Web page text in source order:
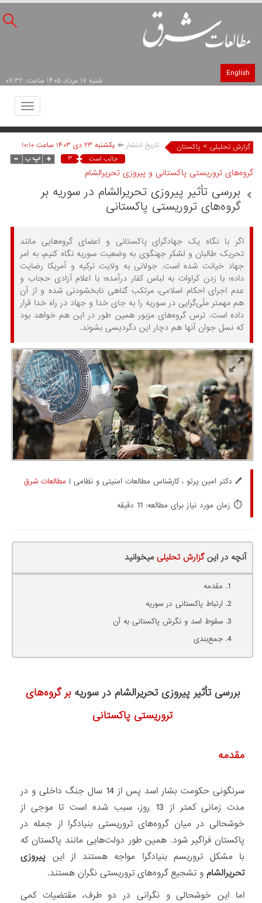
English
شنبه ۱۷ مرداد ۱۴۰۵ ساعت: ۰۷:۳۲
Toggle
گزارش تحلیلی > پاکستان تاریخ انتشار يکشنبه ۲۳ دی ۱۴۰۳ ساعت ۱۰:۱۰
جالب است ۳
گروه‌‏های تروریستی پاکستانی و پیروزی تحریرالشام
بررسی تأثیر پیروزی تحریرالشام در سوریه بر
گروه‌‏های تروریستی پاکستانی
اگر با نگاه یک جهادگرای پاکستانی و اعضای گروه‌‏هایی مانند
تحریک طالبان و لشکر جهنگوی به وضعیت سوریه نگاه کنیم، به امر
جهاد خیانت شده است. جولانی به ولایت ترکیه و آمریکا رضایت
داده؛ با زدن کراوات به لباس کفار درآمده؛ با اعلام آزادی حجاب و
عدم اجرای احکام اسلامی، مرتکب گناهی نابخشودنی شده و از آن
هم مهم‏تر ملّی‌‏گرایی در سوریه را به جای خدا و جهاد در راه خدا قرار
داده است. ترس گروه‏‌های مزبور همین طور در این هم خواهد بود
که نسل جوان آنها هم دچار این دگردیسی بشوند.
🖊️ دکتر امین پرتو ، کارشناس مطالعات امنیتی و نظامی | مطالعات شرق
⏱️ زمان مورد نیاز برای مطالعه: 11 دقیقه
آنچه در اینگزارش تحلیلی میخوانید
مقدمه
ارتباط پاکستانی در سوریه
سقوط اسد و نگرش پاکستانی به آن
جمع‌بندی
بررسی تأثیر پیروزی تحریرالشام در سوریهبر گروه‌‏های
تروریستی پاکستانی
مقدمه
سرنگونی حکومت بشار اسد پس از 14 سال جنگ داخلی و در
مدت زمانی کمتر از 13 روز، سبب شده است تا موجی از
خوشحالی در میان گروه‏‌های تروریستی بنیادگرا از جمله در
پاکستان فراگیر شود. همین طور دولت‏‌هایی مانند پاکستان که
با مشکل تروریسم بنیادگرا مواجه هستند از این پیروزی
تحریرالشام و تشجیع گروه‌‏های تروریستی نگران هستند.
اما این خوشحالی و نگرانی در دو طرف، مقتضیات کمی